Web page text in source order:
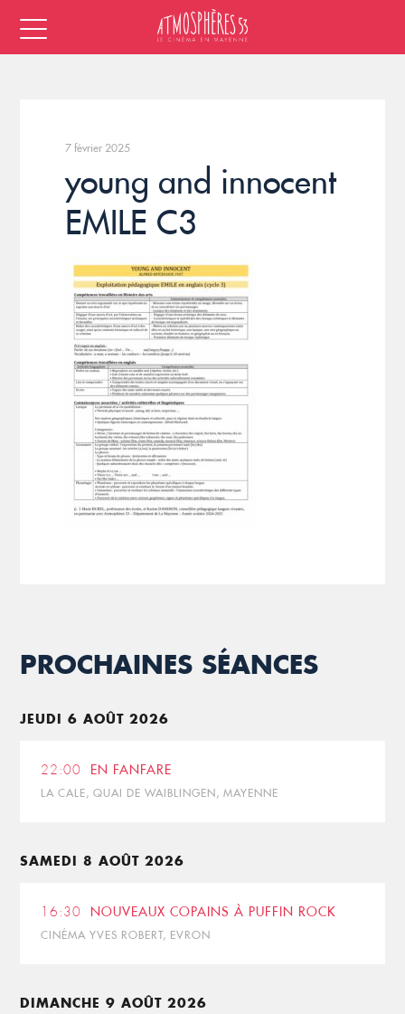
7 février 2025
young and innocent
EMILE C3
PROCHAINES SÉANCES
JEUDI 6 AOÛT 2026
22:00 EN FANFARE
LA CALE, QUAI DE WAIBLINGEN, MAYENNE
SAMEDI 8 AOÛT 2026
16:30 NOUVEAUX COPAINS À PUFFIN ROCK
CINÉMA YVES ROBERT, EVRON
DIMANCHE 9 AOÛT 2026